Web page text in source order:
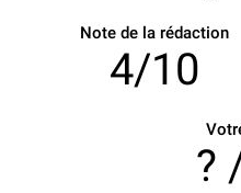
Note de la rédaction
4/10